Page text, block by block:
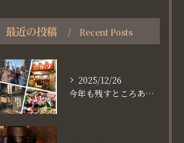
最近の投稿 Recent Posts
2025/12/26
今年も残すところあと、6日。